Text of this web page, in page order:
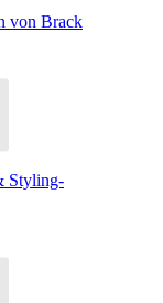
von Brack
Styling-